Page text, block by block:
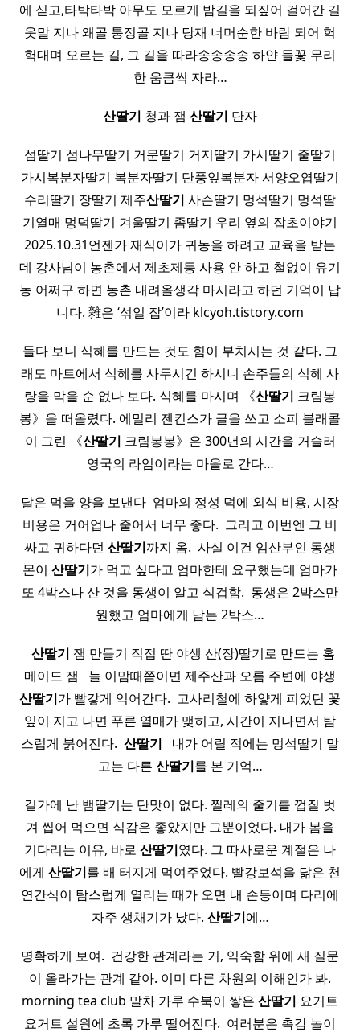
에 싣고,타박타박 아무도 모르게 밤길을 되짚어 걸어간 길
웃말 지나 왜골 퉁정골 지나 당재 너머순한 바람 되어 헉
헉대며 오르는 길, 그 길을 따라송송송송 하얀 들꽃 무리
한 움큼씩 자라…
산딸기 청과 잼 산딸기 단자
섬딸기 섬나무딸기 거문딸기 거지딸기 가시딸기 줄딸기
가시복분자딸기 복분자딸기 단풍잎복분자 서양오엽딸기
수리딸기 장딸기 제주산딸기 사슨딸기 멍석딸기 멍석딸
기열매 멍덕딸기 겨울딸기 좀딸기 우리 옆의 잡초이야기
2025.10.31언젠가 재식이가 귀농을 하려고 교육을 받는
데 강사님이 농촌에서 제초제등 사용 안 하고 철없이 유기
농 어쩌구 하면 농촌 내려올생각 마시라고 하던 기억이 납
니다. 雜은 ‘섞일 잡’이라 klcyoh.tistory.com
들다 보니 식혜를 만드는 것도 힘이 부치시는 것 같다. 그
래도 마트에서 식혜를 사두시긴 하시니 손주들의 식혜 사
랑을 막을 순 없나 보다. 식혜를 마시며 《산딸기 크림봉
봉》을 떠올렸다. 에밀리 젠킨스가 글을 쓰고 소피 블래콜
이 그린 《산딸기 크림봉봉》은 300년의 시간을 거슬러
영국의 라임이라는 마을로 간다…
달은 먹을 양을 보낸다 ​ 엄마의 정성 덕에 외식 비용, 시장
비용은 거어업나 줄어서 너무 좋다. ​ 그리고 이번엔 그 비
싸고 귀하다던 산딸기까지 옴. ​ 사실 이건 임산부인 동생
몬이 산딸기가 먹고 싶다고 엄마한테 요구했는데 엄마가
또 4박스나 산 것을 동생이 알고 식겁함. ​ 동생은 2박스만
원했고 엄마에게 남는 2박스…
산딸기 잼 만들기 직접 딴 야생 산(장)딸기로 만드는 홈
메이드 잼 ​ ​ 늘 이맘때쯤이면 제주산과 오름 주변에 야생
산딸기가 빨갛게 익어간다. ​ 고사리철에 하얗게 피었던 꽃
잎이 지고 나면 푸른 열매가 맺히고, 시간이 지나면서 탐
스럽게 붉어진다. ​ 산딸기 ​ ​ 내가 어릴 적에는 멍석딸기 말
고는 다른 산딸기를 본 기억…
길가에 난 뱀딸기는 단맛이 없다. 찔레의 줄기를 껍질 벗
겨 씹어 먹으면 식감은 좋았지만 그뿐이었다. 내가 봄을
기다리는 이유, 바로 산딸기였다. 그 따사로운 계절은 나
에게 산딸기를 배 터지게 먹여주었다. 빨강보석을 닮은 천
연간식이 탐스럽게 열리는 때가 오면 내 손등이며 다리에
자주 생채기가 났다. 산딸기에…
명확하게 보여. ​ 건강한 관계라는 거, 익숙함 위에 새 질문
이 올라가는 관계 같아. 이미 다른 차원의 이해인가 봐.
morning tea club 말차 가루 수북이 쌓은 산딸기 요거트
요거트 설원에 초록 가루 떨어진다. ​ 여러분은 촉감 놀이